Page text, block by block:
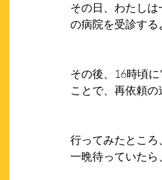
その日、わたし
の病院を受診する
その後、16時頃
ことで、再依頼の
行ってみたところ
一晩待っていたら